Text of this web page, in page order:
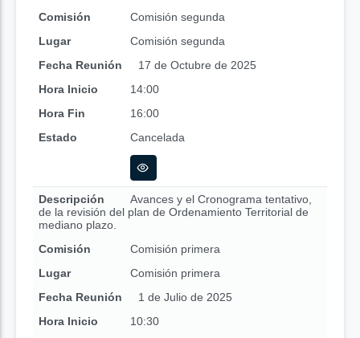
Comisión
Comisión segunda
Lugar
Comisión segunda
Fecha Reunión
17 de Octubre de 2025
Hora Inicio
14:00
Hora Fin
16:00
Estado
Cancelada
Descripción
Avances y el Cronograma tentativo,
de la revisión del plan de Ordenamiento Territorial de
mediano plazo.
Comisión
Comisión primera
Lugar
Comisión primera
Fecha Reunión
1 de Julio de 2025
Hora Inicio
10:30